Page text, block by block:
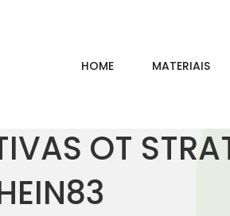
HOME MATERIAIS
OT